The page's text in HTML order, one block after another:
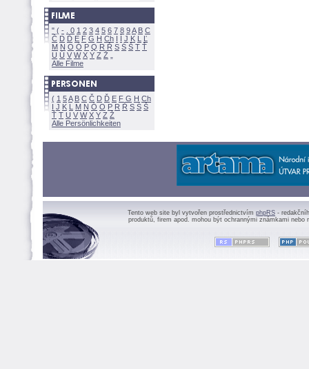
" ( - 0 1 2 3 4 5 6 7 8 9A B C
Č D Ď E F G H Ch I Í J K L
Ľ
M N O Ó P Q R Ř S Ś T Ť
U Ú V W X Y Z
Alle Filme
( 1 5A B C Č D Ď E F G H Ch
I J K L M N Ó O P R Ř S Ś
Ť T U V W X Y Z
Alle Persönlichkeiten
Tento web site byl vytvořen prostřednictvím phpRS -
produktů, firem apod. mohou být ochrannými známkami